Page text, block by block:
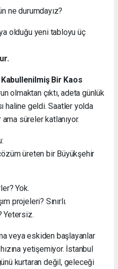
ne durumdayız?
olduğu yeni tabloyu üç
Bir Kaos
olmaktan çıktı, adeta günlük
haline geldi. Saatler yolda
süreler katlanıyor.
üreten bir Büyükşehir
Yok.
projeleri? Sınırlı.
Yetersiz.
veya eskiden başlayanlar
yetişemiyor. İstanbul
kurtaran değil, geleceği